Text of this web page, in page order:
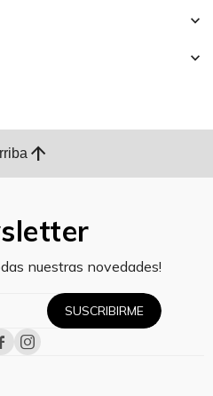
arrow_upward
nuestras novedades!
SUSCRIBIRME
